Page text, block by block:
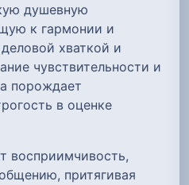
душевную
к гармонии и
хваткой и
чувствительности и
порождает
в оценке
восприимчивость,
притягивая